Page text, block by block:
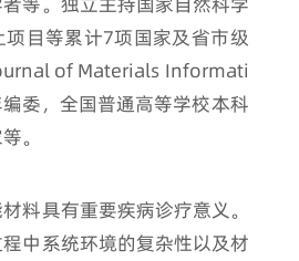
目等累计7项国家及省市级
of Materials Informati
委，全国普通高等学校本科
。
料具有重要疾病诊疗意义。
中系统环境的复杂性以及材